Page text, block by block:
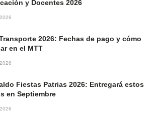
y Docentes 2026
2026: Fechas de pago y cómo
en el MTT
Fiestas Patrias 2026: Entregará estos
en Septiembre